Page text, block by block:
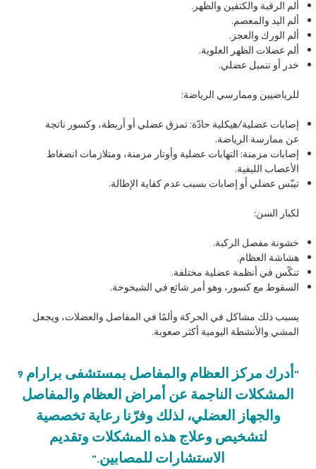
ألم الرقبة والكتفين والظهر.
ألم اليد والمعصم.
ألم الورك والعجز.
ألم عضلات الظهر العلوية.
خدر أو تنميل عضلي.
للرياضيين وممارسي الرياضة:
إصابات عضلية/هيكلية حادّة: تمزق عضلي أو أربطة، وكسور ناتجة
عن ممارسة الرياضة.
إصابات مزمنة: التهابات عضلية وأوتار مزمنة، ومتلازمات انضغاط
الأعصاب الليفية.
تيبّس عضلي أو إصابات بسبب عدم كفاية الإطالة.
لكبار السن:
خشونة مفصل الركبة.
هشاشة العظام.
تنكّس في أنظمة عضلية مختلفة.
السقوط مع كسور، وهو أمر شائع في الشيخوخة.
يسبب ذلك مشاكل في الحركة وألمًا في المفاصل والعضلات، ويجعل
المشي والأنشطة اليومية أكثر صعوبة.
"أدرك مركز العظام والمفاصل بمستشفى برارام 9
المشكلات الناجمة عن أمراض العظام والمفاصل
والجهاز العضلي، لذلك وفرّنا رعاية تخصصية
لتشخيص وعلاج هذه المشكلات وتقديم
الاستشارات للمصابين."